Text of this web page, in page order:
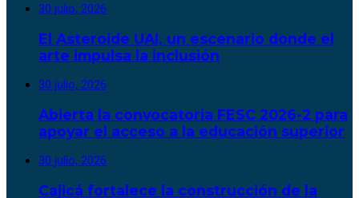
30 julio, 2026
El Asteroide UAI, un escenario donde el
arte impulsa la inclusión
30 julio, 2026
Abierta la convocatoria FESC 2026-2 para
apoyar el acceso a la educación superior
30 julio, 2026
Cajicá fortalece la construcción de la